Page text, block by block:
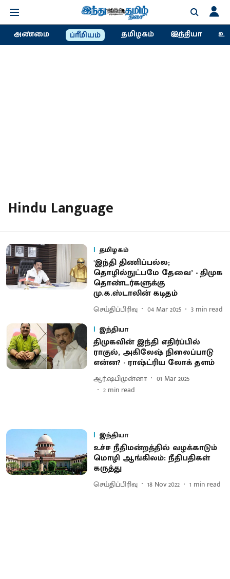
அண்மை ப்ரீமியம் தமிழகம் இந்தியா
Hindu Language
தமிழகம்
'இந்தி திணிப்பல்ல;
தொழில்நுட்பமே தேவை’ - திமுக
தொண்டர்களுக்கு
மு.க.ஸ்டாலின் கடிதம்
செய்திப்பிரிவு 04 Mar 2025 3 min read
இந்தியா
திமுகவின் இந்தி எதிர்ப்பில்
ராகுல், அகிலேஷ் நிலைப்பாடு
என்ன? - ராஷ்ட்ரிய லோக் தளம்
ஆர்.ஷபிமுன்னா
01 Mar 2025
2 min read
இந்தியா
உச்ச நீதிமன்றத்தில் வழக்காடும்
மொழி ஆங்கிலம்: நீதிபதிகள்
கருத்து
செய்திப்பிரிவு 18 Nov 2022 1 min read